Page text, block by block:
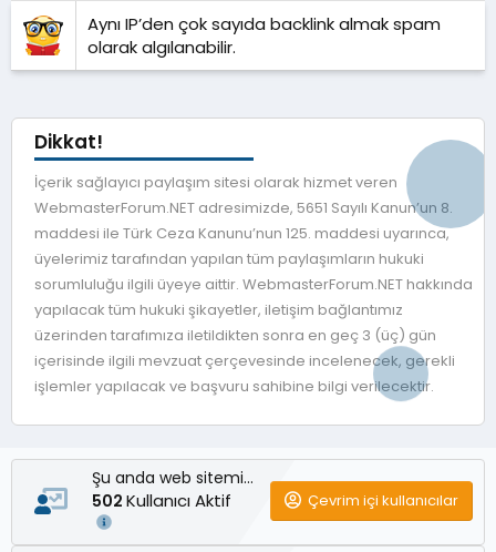
Aynı IP’den çok sayıda backlink almak spam
olarak algılanabilir.
Dikkat!
İçerik sağlayıcı paylaşım sitesi olarak hizmet veren
WebmasterForum.NET adresimizde, 5651 Sayılı Kanun’un 8.
maddesi ile Türk Ceza Kanunu’nun 125. maddesi uyarınca,
üyelerimiz tarafından yapılan tüm paylaşımların hukuki
sorumluluğu ilgili üyeye aittir. WebmasterForum.NET hakkında
yapılacak tüm hukuki şikayetler, iletişim bağlantımız
üzerinden tarafımıza iletildikten sonra en geç 3 (üç) gün
içerisinde ilgili mevzuat çerçevesinde incelenecek, gerekli
işlemler yapılacak ve başvuru sahibine bilgi verilecektir.
Şu anda web sitemizde
502 Kullanıcı Aktif Çevrim içi kullanıcılar